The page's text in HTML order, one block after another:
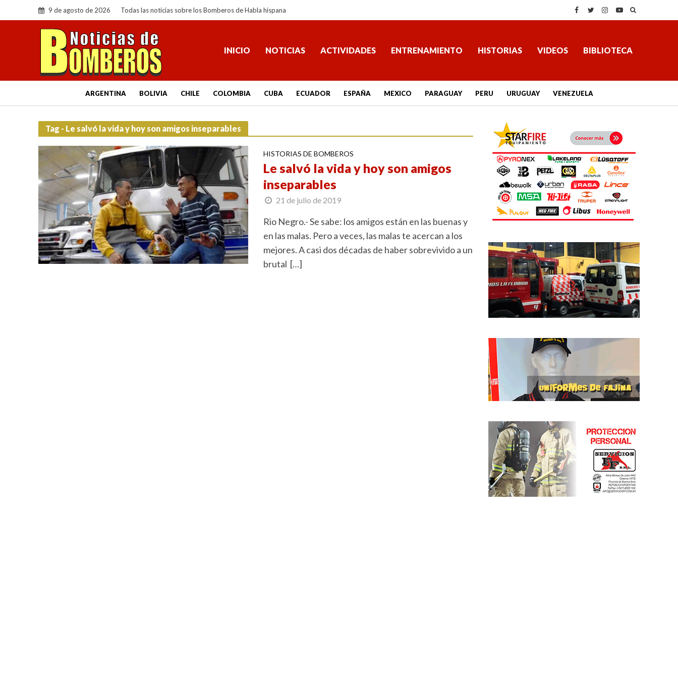
9 de agosto de 2026 Todas las noticias sobre los Bomberos de Habla hispana
INICIO NOTICIAS ACTIVIDADES ENTRENAMIENTO HISTORIAS VIDEOS BIBLIOTECA
ARGENTINA BOLIVIA CHILE COLOMBIA CUBA ECUADOR ESPAÑA MEXICO PARAGUAY PERU URUGUAY VENEZUELA
Tag - Le salvó la vida y hoy son amigos inseparables
HISTORIAS DE BOMBEROS
Le salvó la vida y hoy son amigos
inseparables
21 de julio de 2019
Rio Negro.- Se sabe: los amigos están en las buenas y
en las malas. Pero a veces, las malas te acercan a los
mejores. A casi dos décadas de haber sobrevivido a un
brutal […]